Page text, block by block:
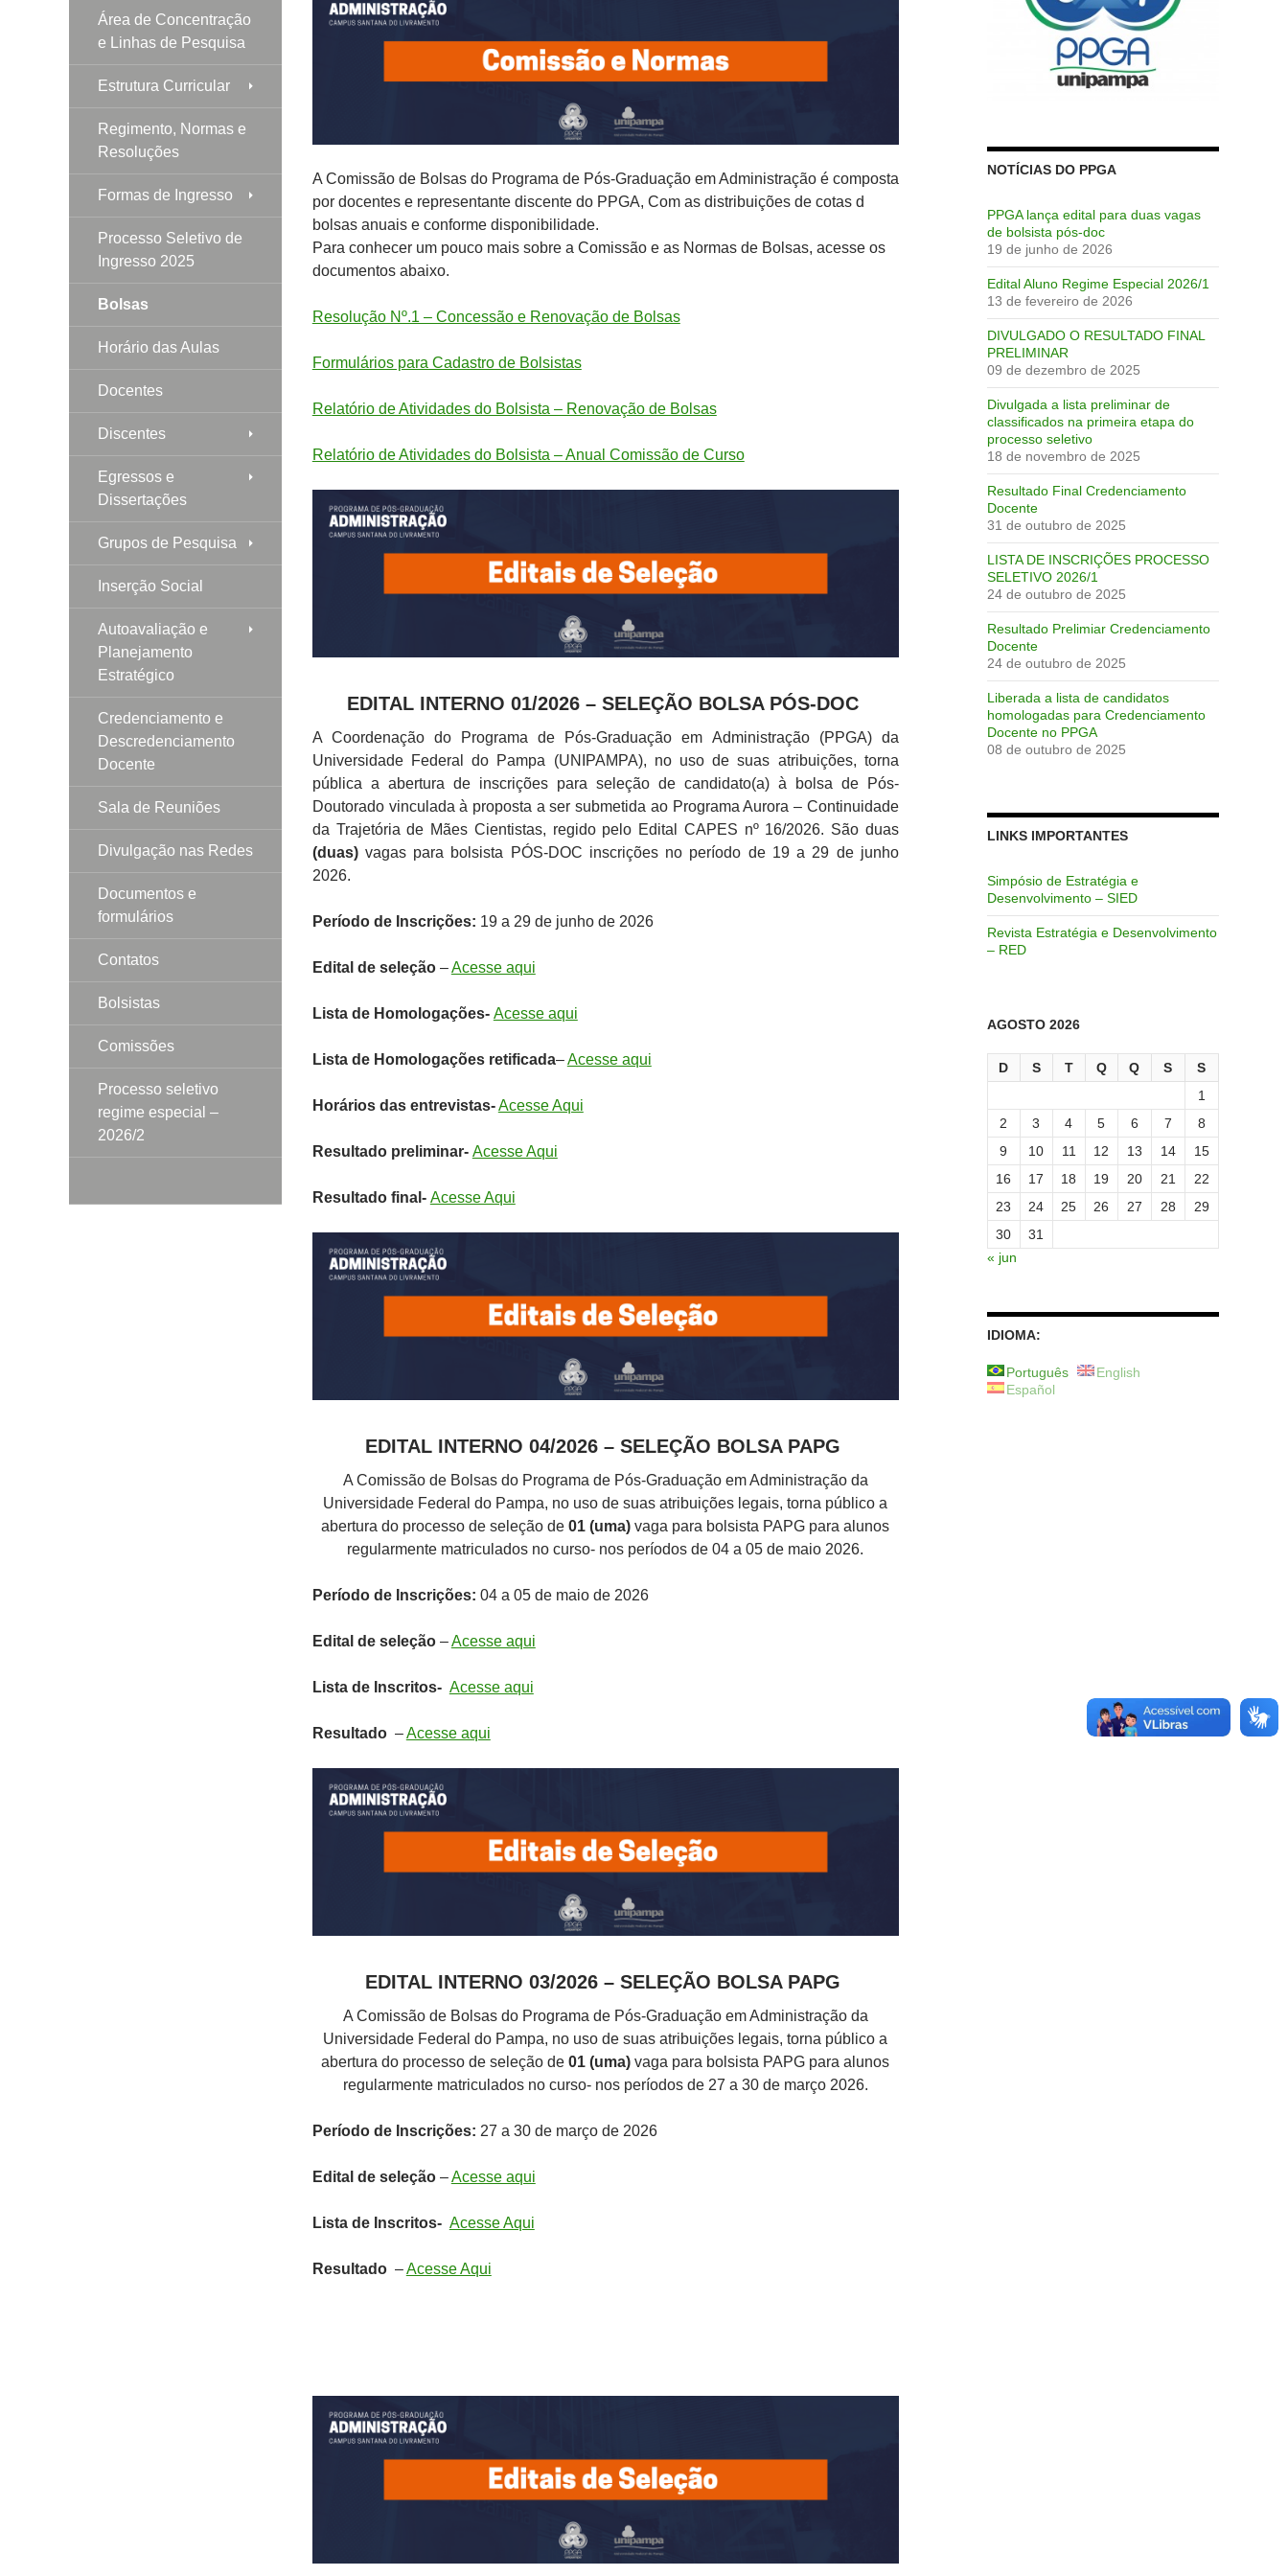
A Comissão de Bolsas do Programa de Pós-Graduação em Administração é composta
por docentes e representante discente do PPGA, Com as distribuições de cotas d
bolsas anuais e conforme disponibilidade.
Para conhecer um pouco mais sobre a Comissão e as Normas de Bolsas, acesse os
documentos abaixo.
Resolução Nº.1 – Concessão e Renovação de Bolsas
Formulários para Cadastro de Bolsistas
Relatório de Atividades do Bolsista – Renovação de Bolsas
Relatório de Atividades do Bolsista – Anual Comissão de Curso
EDITAL INTERNO 01/2026 – SELEÇÃO BOLSA PÓS-DOC
A Coordenação do Programa de Pós-Graduação em Administração (PPGA) da
Universidade Federal do Pampa (UNIPAMPA), no uso de suas atribuições, torna
pública a abertura de inscrições para seleção de candidato(a) à bolsa de Pós-
Doutorado vinculada à proposta a ser submetida ao Programa Aurora – Continuidade
da Trajetória de Mães Cientistas, regido pelo Edital CAPES nº 16/2026. São duas
(duas)vagas para bolsista PÓS-DOC inscrições no período de 19 a 29 de junho
2026.
Período de Inscrições: 19 a 29 de junho de 2026
Edital de seleção–Acesse aqui
Lista de Homologações- Acesse aqui
Lista de Homologações retificada–Acesse aqui
Horários das entrevistas-Acesse Aqui
Resultado preliminar- Acesse Aqui
Resultado final- Acesse Aqui
EDITAL INTERNO 04/2026 – SELEÇÃO BOLSA PAPG
A Comissão de Bolsas do Programa de Pós-Graduação em Administração da
Universidade Federal do Pampa, no uso de suas atribuições legais, torna público a
abertura do processo de seleção de01 (uma) vaga para bolsista PAPG para alunos
regularmente matriculados no curso- nos períodos de 04 a 05 de maio 2026.
Período de Inscrições: 04 a 05 de maio de 2026
Edital de seleção–Acesse aqui
Lista de Inscritos- Acesse aqui
Resultado–Acesse aqui
EDITAL INTERNO 03/2026 – SELEÇÃO BOLSA PAPG
A Comissão de Bolsas do Programa de Pós-Graduação em Administração da
Universidade Federal do Pampa, no uso de suas atribuições legais, torna público a
abertura do processo de seleção de01 (uma) vaga para bolsista PAPG para alunos
regularmente matriculados no curso- nos períodos de 27 a 30 de março 2026.
Período de Inscrições: 27 a 30 de março de 2026
Edital de seleção–Acesse aqui
Lista de Inscritos- Acesse Aqui
Resultado–Acesse Aqui
NOTÍCIAS DO PPGA
PPGA lança edital para duas vagas
de bolsista pós-doc
19 de junho de 2026
Edital Aluno Regime Especial 2026/1
13 de fevereiro de 2026
DIVULGADO O RESULTADO FINAL
PRELIMINAR
09 de dezembro de 2025
Divulgada a lista preliminar de
classificados na primeira etapa do
processo seletivo
18 de novembro de 2025
Resultado Final Credenciamento
Docente
31 de outubro de 2025
LISTA DE INSCRIÇÕES PROCESSO
SELETIVO 2026/1
24 de outubro de 2025
Resultado Prelimiar Credenciamento
Docente
24 de outubro de 2025
Liberada a lista de candidatos
homologadas para Credenciamento
Docente no PPGA
08 de outubro de 2025
LINKS IMPORTANTES
Simpósio de Estratégia e
Desenvolvimento – SIED
Revista Estratégia e Desenvolvimento
– RED
AGOSTO 2026
D S T Q Q S
S
1
2
3 4 5 6 7
8
9
10 11 12 13 14
15
16
17 18 19 20 21
22
23
24 25 26 27 28
29
30
31
« jun
IDIOMA:
Português
English
Español
Área de Concentração
e Linhas de Pesquisa
Estrutura Curricular
Regimento, Normas e
Resoluções
Formas de Ingresso
Processo Seletivo de
Ingresso 2025
Bolsas
Horário das Aulas
Docentes
Discentes
Egressos e
Dissertações
Grupos de Pesquisa
Inserção Social
Autoavaliação e
Planejamento
Estratégico
Credenciamento e
Descredenciamento
Docente
Sala de Reuniões
Divulgação nas Redes
Documentos e
formulários
Contatos
Bolsistas
Comissões
Processo seletivo
regime especial –
2026/2